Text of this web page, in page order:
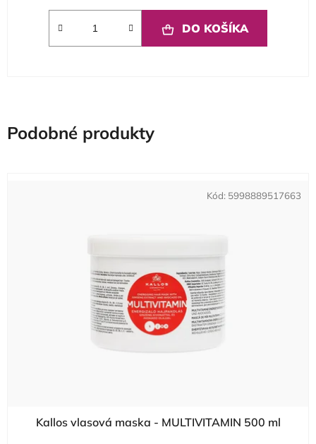
DO KOŠÍKA
Podobné produkty
Kallos vlasová maska - MULTIVITAMIN 500 ml
Kód: 5998889517663